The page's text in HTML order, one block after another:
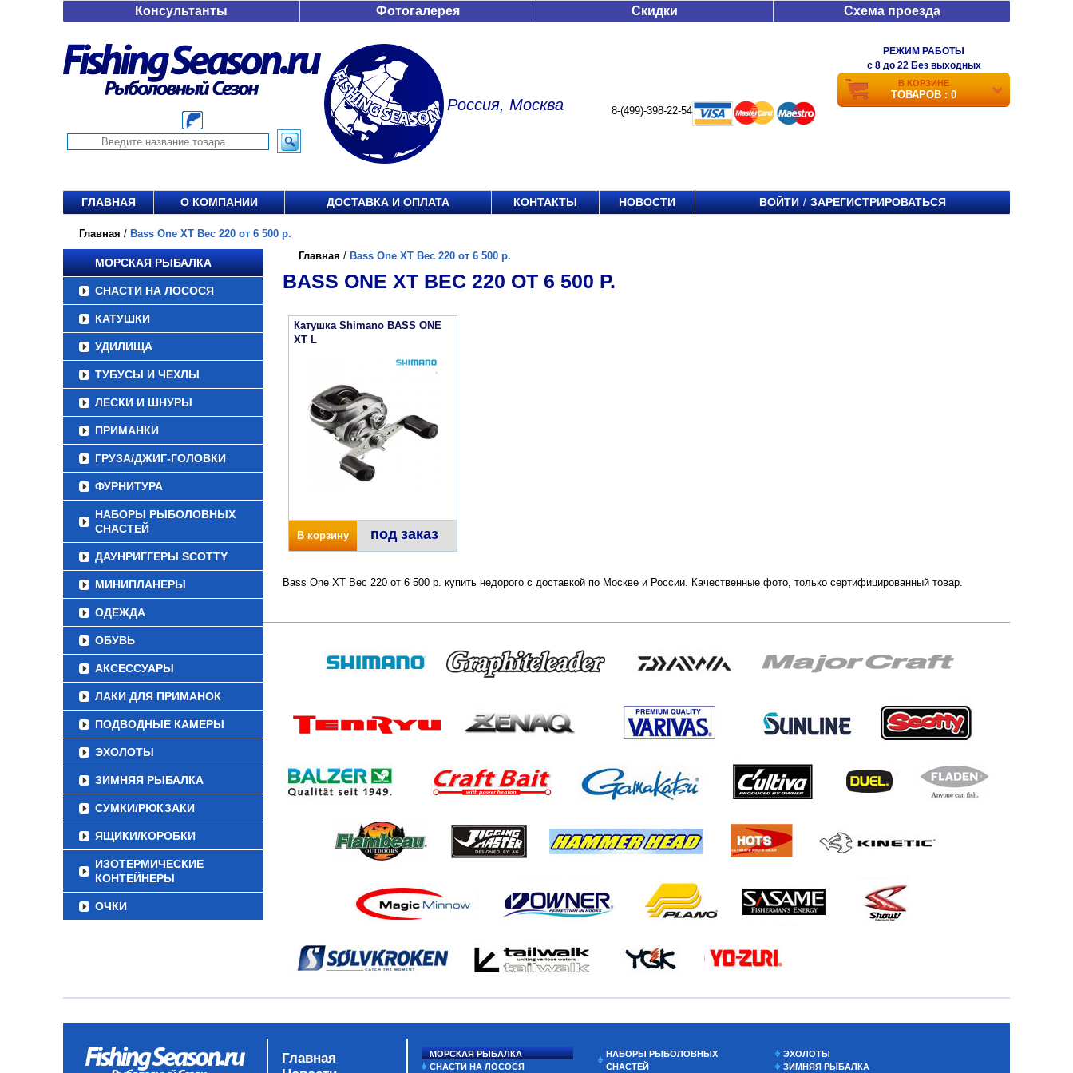
Консультанты Фотогалерея Скидки Схема проезда
Россия, Москва 8-(499)-398-22-54
РЕЖИМ РАБОТЫ
c 8 до 22 Без выходных
В КОРЗИНЕ
ТОВАРОВ : 0
ГЛАВНАЯ О КОМПАНИИ ДОСТАВКА И ОПЛАТА КОНТАКТЫ НОВОСТИ ВОЙТИ / ЗАРЕГИСТРИРОВАТЬСЯ
Главная / Bass One XT Вес 220 от 6 500 р.
МОРСКАЯ РЫБАЛКА
СНАСТИ НА ЛОСОСЯ
КАТУШКИ
УДИЛИЩА
ТУБУСЫ И ЧЕХЛЫ
ЛЕСКИ И ШНУРЫ
ПРИМАНКИ
ГРУЗА/ДЖИГ-ГОЛОВКИ
ФУРНИТУРА
НАБОРЫ РЫБОЛОВНЫХ
СНАСТЕЙ
ДАУНРИГГЕРЫ SCOTTY
МИНИПЛАНЕРЫ
ОДЕЖДА
ОБУВЬ
АКСЕССУАРЫ
ЛАКИ ДЛЯ ПРИМАНОК
ПОДВОДНЫЕ КАМЕРЫ
ЭХОЛОТЫ
ЗИМНЯЯ РЫБАЛКА
СУМКИ/РЮКЗАКИ
ЯЩИКИ/КОРОБКИ
ИЗОТЕРМИЧЕСКИЕ
КОНТЕЙНЕРЫ
ОЧКИ
Главная / Bass One XT Вес 220 от 6 500 р.
BASS ONE XT ВЕС 220 ОТ 6 500 Р.
Катушка Shimano BASS ONE
XT L
В корзину под заказ
Bass One XT Вес 220 от 6 500 р. купить недорого с доставкой по Москве и России. Качественные фото, только сертифицированный товар.
Главная
МОРСКАЯ РЫБАЛКА
СНАСТИ НА ЛОСОСЯ
НАБОРЫ РЫБОЛОВНЫХ
СНАСТЕЙ
ЭХОЛОТЫ
ЗИМНЯЯ РЫБАЛКА